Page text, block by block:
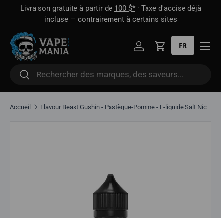
Aller directement au contenu
Livraison gratuite à partir de 100 $*· Taxe d'accise déjà
incluse — contrairement à certains sites
Rechercher
Rechercher
Se connecter
Panier
FR
Accueil Flavour Beast Gushin - Pastèque-Pomme - E-liquide Salt Nic